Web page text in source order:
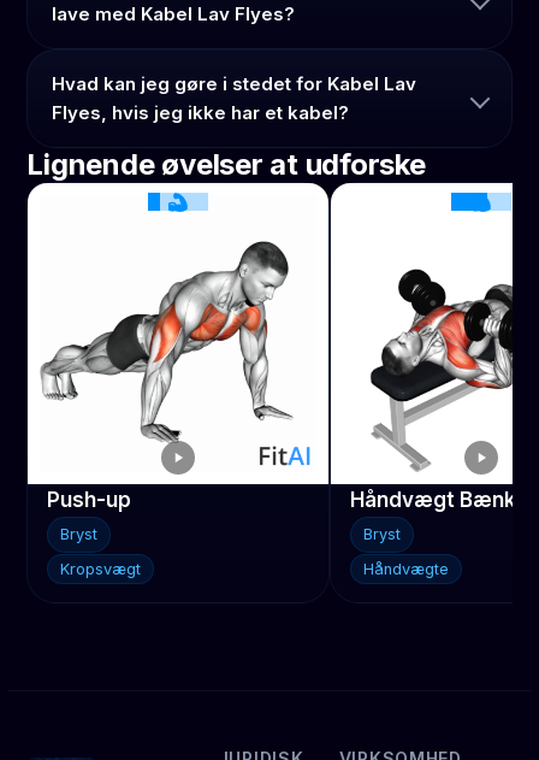
lave med Kabel Lav Flyes?
Hvad kan jeg gøre i stedet for Kabel Lav
Flyes, hvis jeg ikke har et kabel?
Lignende øvelser at udforske
Push-up
Bryst
Kropsvægt
Håndvægt
Bryst
Håndvægte